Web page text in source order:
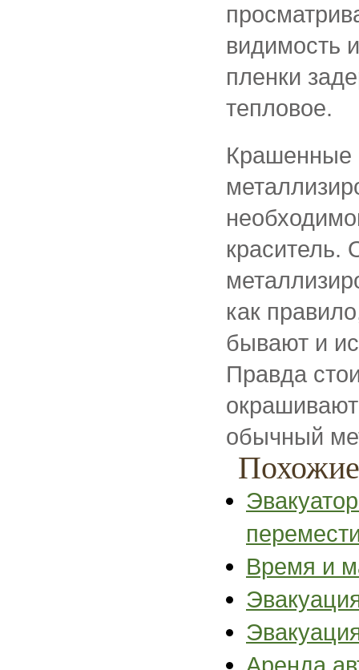
видимость
пленки
тепловое.
Крашенные
краситель.
как
бывают и
Правда
обычный
Время и